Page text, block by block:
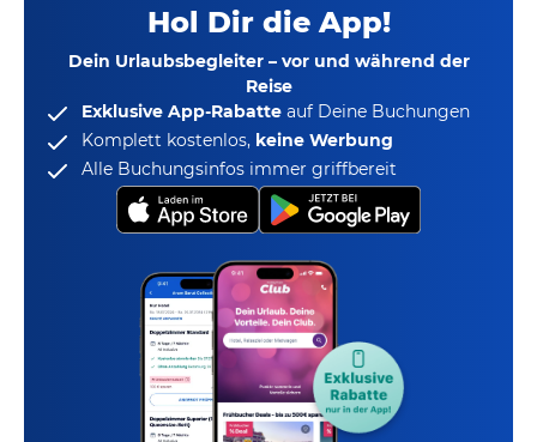
Hol Dir die App!
Dein Urlaubsbegleiter – vor und während der
Reise
Exklusive App-Rabatte auf Deine Buchungen
Komplett kostenlos, keine Werbung
Alle Buchungsinfos immer griffbereit